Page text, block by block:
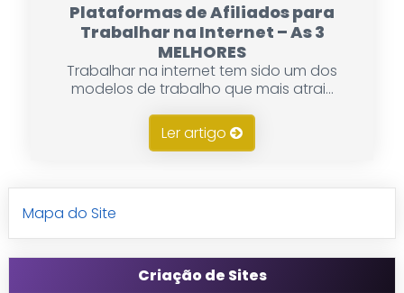
Plataformas de Afiliados para
Trabalhar na Internet – As 3
MELHORES
Trabalhar na internet tem sido um dos
modelos de trabalho que mais atrai...
Ler artigo
Mapa do Site
Criação de Sites